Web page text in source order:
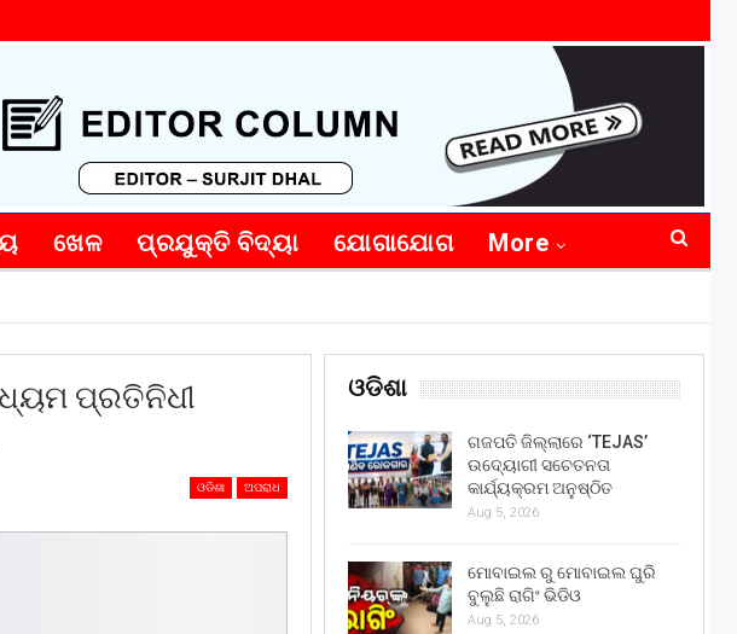
ଖେଳ ପ୍ରଯୁକ୍ତି ବିଦ୍ୟା ଯୋଗାଯୋଗ More
ପ୍ରତିନିଧୀ
ଓଡିଶା ଅପରାଧ
ଓଡିଶା
ଗଜପତି ଜିଲ୍ଲାରେ ‘TEJAS’
ଉଦ୍ୟୋଗୀ ସଚେତନତା
କାର୍ଯ୍ୟକ୍ରମ ଅନୁଷ୍ଠିତ
Aug 5, 2026
ମୋବାଇଲ ରୁ ମୋବାଇଲ ଘୁରି
ବୁଲୁଛି ରାଗିଂ ଭିଡିଓ
Aug 5, 2026